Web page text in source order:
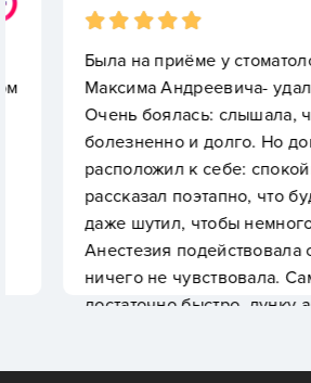
Была на приёме у
Максима Андреевича- удаляли
Очень боялась: слышала, что
болезненно и долго. Но доктор
расположил к себе: спокойно
рассказал поэтапно, что будет
даже шутил, чтобы немного
Анестезия подействовала
ничего не чувствовала. Само
достаточно быстро, лунку